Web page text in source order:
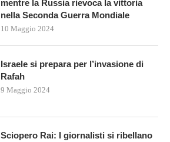
mentre la Russia rievoca la vittoria
nella Seconda Guerra Mondiale
10 Maggio 2024
Israele si prepara per l’invasione di
Rafah
9 Maggio 2024
Sciopero Rai: I giornalisti si ribellano